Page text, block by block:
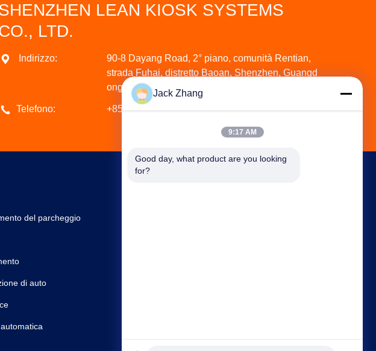
LEAN KIOSK SYSTEMS
LTD.
Indirizzo:
90-8 Dayang Road, 2° piano, comunità Rentian,
strada Fuhai, distretto Baoan, Shenzhen, Guangd
ong, Cina
Telefono: +852-59568712
del parcheggio
di auto
Jack Zhang
9:17 AM
Good day, what product are you looking
for?